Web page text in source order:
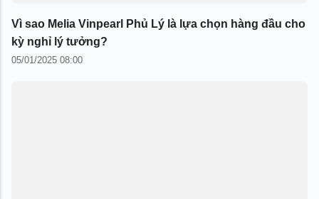
Vì sao Melia Vinpearl Phủ Lý là lựa chọn hàng đầu cho
kỳ nghỉ lý tưởng?
05/01/2025 08:00